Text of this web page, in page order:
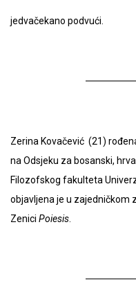
jedvačekano podvući.
Zerina Kovačević (21)
na Odsjeku za bosanski,
Filozofskog fakulteta
objavljena je u zajedničkom
Zenici Poiesis.